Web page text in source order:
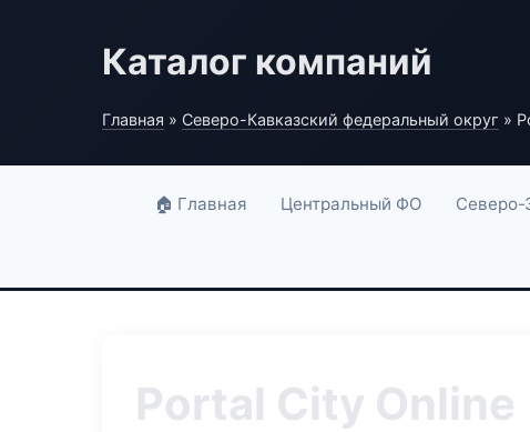
Каталог компаний
Главная » Северо-Кавказский федеральный округ »
🏠 Главная Центральный ФО
Portal City Online